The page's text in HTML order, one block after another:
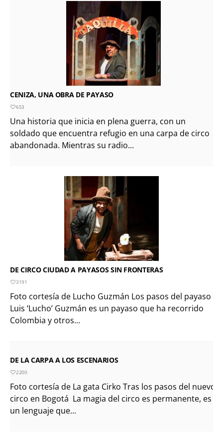
CENIZA, UNA OBRA DE PAYASO
653
Una historia que inicia en plena guerra, con un
soldado que encuentra refugio en una carpa de circo
abandonada. Mientras su radio...
DE CIRCO CIUDAD A PAYASOS SIN FRONTERAS
3191
Foto cortesía de Lucho Guzmán Los pasos del payaso
Luis ‘Lucho’ Guzmán es un payaso que ha recorrido
Colombia y otros...
DE LA CARPA A LOS ESCENARIOS
2200
Foto cortesía de La gata Cirko Tras los pasos del nuevo
circo en Bogotá La magia del circo es permanente, es
un lenguaje que...